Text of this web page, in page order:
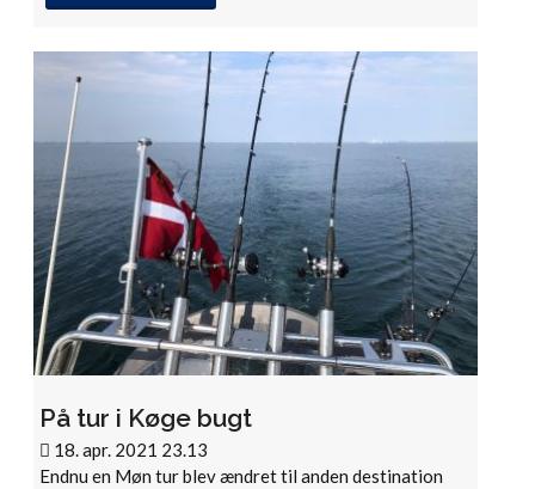
På tur i Køge bugt
18. apr. 2021 23.13
Endnu en Møn tur blev ændret til anden destination